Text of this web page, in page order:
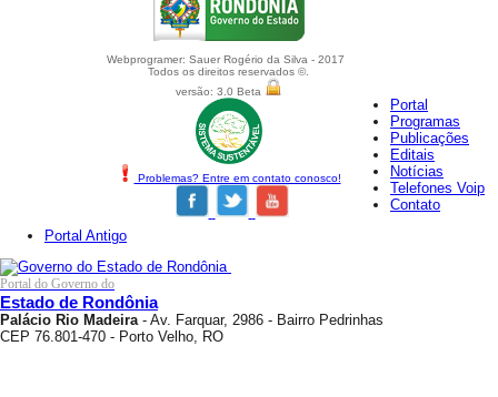
Webprogramer: Sauer Rogério da Silva - 2017
Todos os direitos reservados ©.
versão: 3.0 Beta
Problemas? Entre em contato conosco!
Portal
Programas
Publicações
Editais
Notícias
Telefones Voip
Contato
Portal Antigo
Portal do Governo do
Estado de Rondônia
Palácio Rio Madeira- Av. Farquar, 2986 - Bairro Pedrinhas
CEP 76.801-470 - Porto Velho, RO